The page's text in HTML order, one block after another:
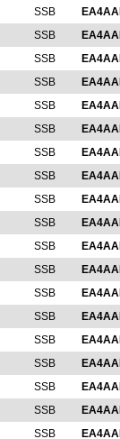
SSB EA4AAI
SSB EA4AAI
SSB EA4AAI
SSB EA4AAI
SSB EA4AAI
SSB EA4AAI
SSB EA4AAI
SSB EA4AAI
SSB EA4AAI
SSB EA4AAI
SSB EA4AAI
SSB EA4AAI
SSB EA4AAI
SSB EA4AAI
SSB EA4AAI
SSB EA4AAI
SSB EA4AAI
SSB EA4AAI
SSB EA4AAI